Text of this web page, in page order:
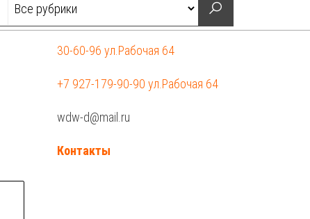
30-60-96 ул.Рабочая 64
+7 927-179-90-90 ул.Рабочая 64
wdw-d@mail.ru
Контакты